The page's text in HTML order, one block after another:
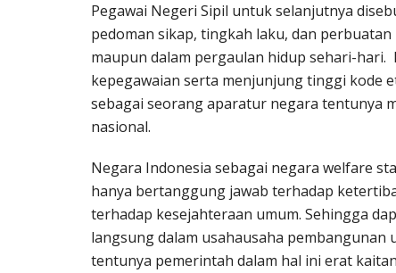
Pegawai Negeri Sipil untuk selanjutnya
pedoman sikap, tingkah laku, dan
maupun dalam pergaulan hidup sehari-hari.
kepegawaian serta menjunjung tinggi kode
sebagai seorang aparatur negara tentunya
nasional.
Negara Indonesia sebagai negara welfare
hanya bertanggung jawab terhadap
terhadap kesejahteraan umum. Sehingga
langsung dalam usahausaha
tentunya pemerintah dalam hal ini erat